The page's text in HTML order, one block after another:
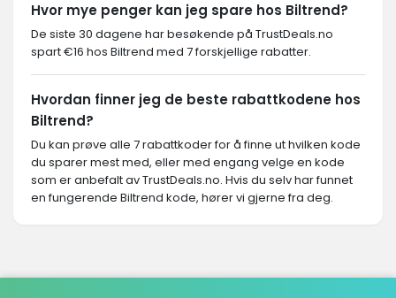
Hvor mye penger kan jeg spare hos Biltrend?
De siste 30 dagene har besøkende på TrustDeals.no
spart €16 hos Biltrend med 7 forskjellige rabatter.
Hvordan finner jeg de beste rabattkodene hos
Biltrend?
Du kan prøve alle 7 rabattkoder for å finne ut hvilken kode
du sparer mest med, eller med engang velge en kode
som er anbefalt av TrustDeals.no. Hvis du selv har funnet
en fungerende Biltrend kode, hører vi gjerne fra deg.